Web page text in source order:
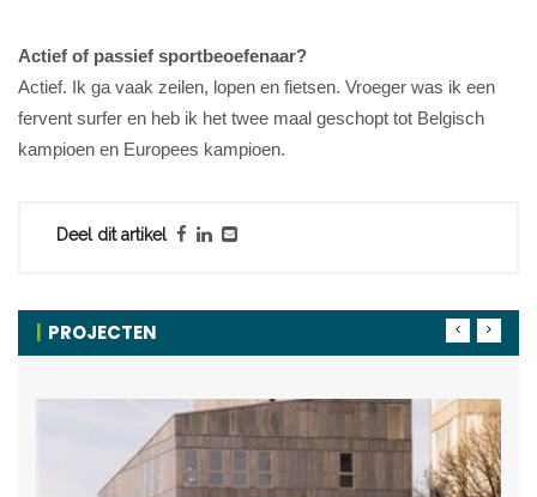
Actief of passief sportbeoefenaar?
Actief. Ik ga vaak zeilen, lopen en fietsen. Vroeger was ik een
fervent surfer en heb ik het twee maal geschopt tot Belgisch
kampioen en Europees kampioen.
Deel dit artikel
PROJECTEN